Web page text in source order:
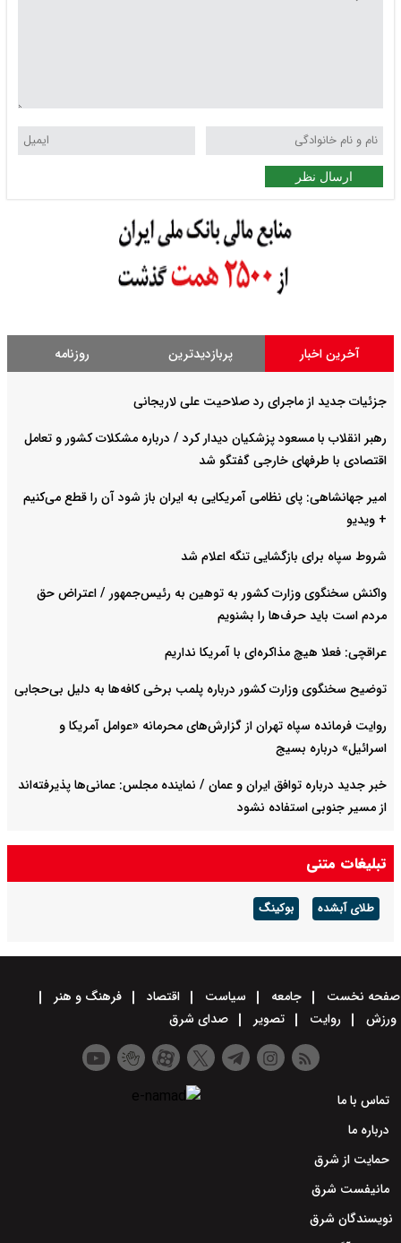
ارسال نظر
آخرین اخبار پربازدیدترین روزنامه
جزئیات جدید از ماجرای رد صلاحیت علی لاریجانی
رهبر انقلاب با مسعود پزشکیان دیدار کرد / درباره مشکلات کشور و تعامل
اقتصادی با طرفهای خارجی گفتگو شد
امیر جهانشاهی: پای نظامی آمریکایی به ایران باز شود آن را قطع می‌کنیم
+ ویدیو
شروط سپاه برای بازگشایی تنگه اعلام شد
واکنش سخنگوی وزارت کشور به توهین به رئیس‌جمهور / اعتراض حق
مردم است باید حرف‌ها را بشنویم
عراقچی: فعلا هیچ مذاکره‌ای با آمریکا نداریم
توضیح سخنگوی وزارت کشور درباره پلمب برخی کافه‌ها به دلیل بی‌حجابی
روایت فرمانده سپاه تهران از گزارش‌های محرمانه «عوامل آمریکا و
اسرائیل» درباره بسیج
خبر جدید درباره توافق ایران و عمان / نماینده مجلس: عمانی‌ها پذیرفته‌اند
از مسیر جنوبی استفاده نشود
سخنگوی سپاه: تنگه هرمز را تا زمانی که دشمن همه شرایط ما را بپذیرد
حفظ می‌کنیم + ویدئو
تبلیغات متنی
طلای آبشده بوکینگ
صفحه نخست جامعه سیاست اقتصاد
فرهنگ و هنر
ورزش
روایت تصویر صدای شرق
تماس با ما
درباره ما
حمایت از شرق
مانیفست شرق
نویسندگان شرق